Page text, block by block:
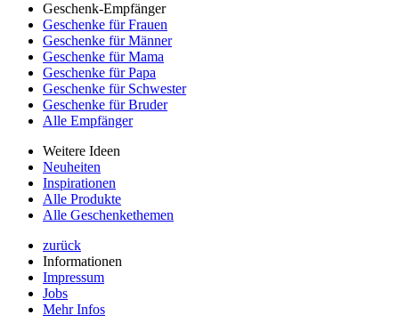
Geschenk-Empfänger
Geschenke für Frauen
Geschenke für Männer
Geschenke für Mama
Geschenke für Papa
Geschenke für Schwester
Geschenke für Bruder
Alle Empfänger
Weitere Ideen
Neuheiten
Inspirationen
Alle Produkte
Alle Geschenkethemen
zurück
Informationen
Impressum
Jobs
Mehr Infos